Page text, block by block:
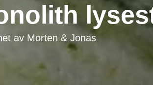
av Morten & Jonas